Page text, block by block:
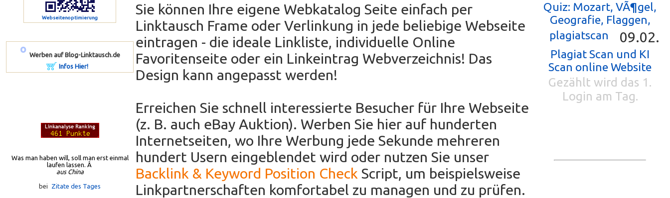
Webseitenoptimierung
º Werben auf Blog-Linktausch.de
Infos Hier!
Was man haben will, soll man erst einmal
laufen lassen. Â
aus China
bei Zitate des Tages
Sie können Ihre eigene Webkatalog Seite einfach per
Linktausch Frame oder Verlinkung in jede beliebige Webseite
eintragen - die ideale Linkliste, individuelle Online
Favoritenseite oder ein Linkeintrag Webverzeichnis! Das
Design kann angepasst werden!
Erreichen Sie schnell interessierte Besucher für Ihre Webseite
(z. B. auch eBay Auktion). Werben Sie hier auf hunderten
Internetseiten, wo Ihre Werbung jede Sekunde mehreren
hundert Usern eingeblendet wird oder nutzen Sie unser
Backlink & Keyword Position Check Script, um beispielsweise
Linkpartnerschaften komfortabel zu managen und zu prüfen.
Quiz: Mozart, VÃ¶gel,
Geografie, Flaggen,
plagiatscan
09.02.
Plagiat Scan und KI
Scan online Website
Gezählt wird das 1.
Login am Tag.